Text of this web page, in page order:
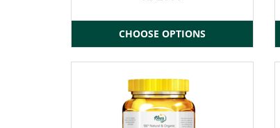
CHOOSE OPTIONS